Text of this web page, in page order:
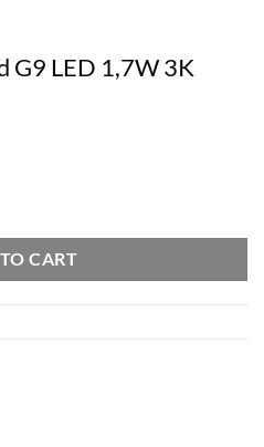
G9 LED 1,7W 3K
CART